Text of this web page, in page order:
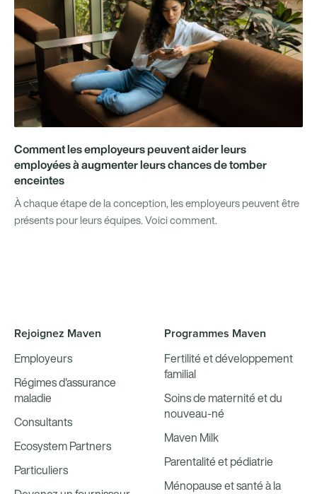
Comment les employeurs peuvent aider leurs
employées à augmenter leurs chances de tomber
enceintes
À chaque étape de la conception, les employeurs peuvent être
présents pour leurs équipes. Voici comment.
Rejoignez Maven
Employeurs
Régimes d'assurance
maladie
Consultants
Ecosystem Partners
Particuliers
Programmes Maven
Fertilité et développement
familial
Soins de maternité et du
nouveau-né
Maven Milk
Parentalité et pédiatrie
Ménopause et santé à la